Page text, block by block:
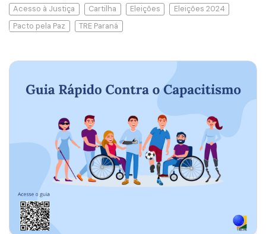
Acesso à Justiça Cartilha Eleições
Eleições 2024
Pacto pela Paz
TRE Paraná